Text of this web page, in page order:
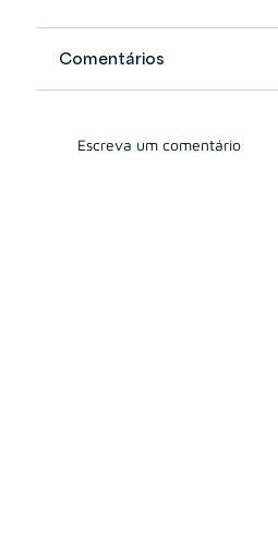
Comentários
Escreva um comentário